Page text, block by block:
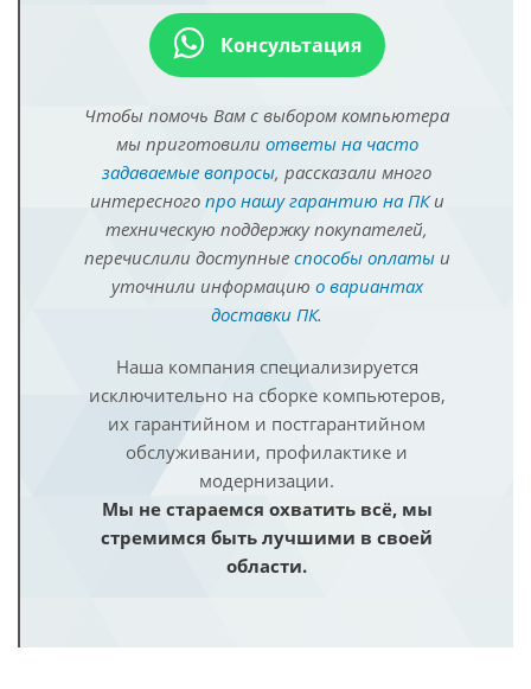
Консультация
Чтобы помочь Вам с выбором компьютера
мы приготовили ответы на часто
задаваемые вопросы, рассказали много
интересного про нашу гарантию на ПКи
техническую поддержку покупателей,
перечислили доступные способы оплатыи
уточнили информацию о вариантах
доставки ПК.
Наша компания специализируется
исключительно на сборке компьютеров,
их гарантийном и постгарантийном
обслуживании, профилактике и
модернизации.
Мы не стараемся охватить всё, мы
стремимся быть лучшими в своей
области.